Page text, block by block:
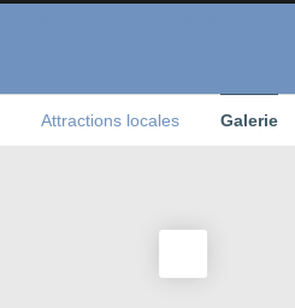
Attractions locales Galerie